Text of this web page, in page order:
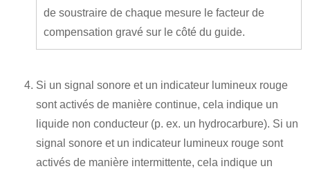
de soustraire de chaque mesure le facteur de
compensation gravé sur le côté du guide.
Si un signal sonore et un indicateur lumineux rouge
sont activés de manière continue, cela indique un
liquide non conducteur (p. ex. un hydrocarbure). Si un
signal sonore et un indicateur lumineux rouge sont
activés de manière intermittente, cela indique un